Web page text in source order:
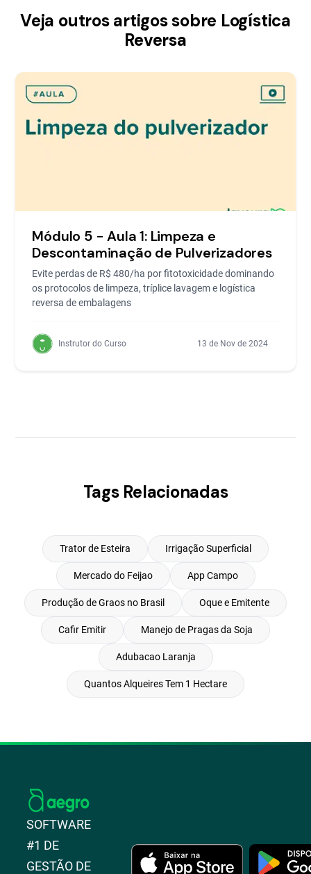
Veja outros artigos sobre Logística
Reversa
Módulo 5 - Aula 1: Limpeza e
Descontaminação de Pulverizadores
Evite perdas de R$ 480/ha por fitotoxicidade dominando
os protocolos de limpeza, tríplice lavagem e logística
reversa de embalagens
Instrutor do Curso 13 de Nov de 2024
Tags Relacionadas
Trator de Esteira Irrigação Superficial
Mercado do Feijao App Campo
Produção de Graos no Brasil Oque e Emitente
Cafir Emitir Manejo de Pragas da Soja
Adubacao Laranja
Quantos Alqueires Tem 1 Hectare
SOFTWARE
#1 DE
GESTÃO DE